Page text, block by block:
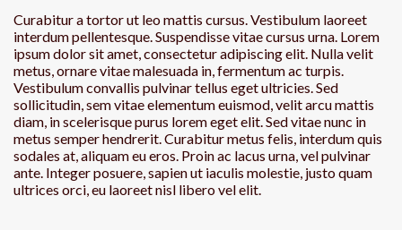
Curabitur a tortor ut leo mattis cursus. Vestibulum laoreet
interdum pellentesque. Suspendisse vitae cursus urna. Lorem
ipsum dolor sit amet, consectetur adipiscing elit. Nulla velit
metus, ornare vitae malesuada in, fermentum ac turpis.
Vestibulum convallis pulvinar tellus eget ultricies. Sed
sollicitudin, sem vitae elementum euismod, velit arcu mattis
diam, in scelerisque purus lorem eget elit. Sed vitae nunc in
metus semper hendrerit. Curabitur metus felis, interdum quis
sodales at, aliquam eu eros. Proin ac lacus urna, vel pulvinar
ante. Integer posuere, sapien ut iaculis molestie, justo quam
ultrices orci, eu laoreet nisl libero vel elit.